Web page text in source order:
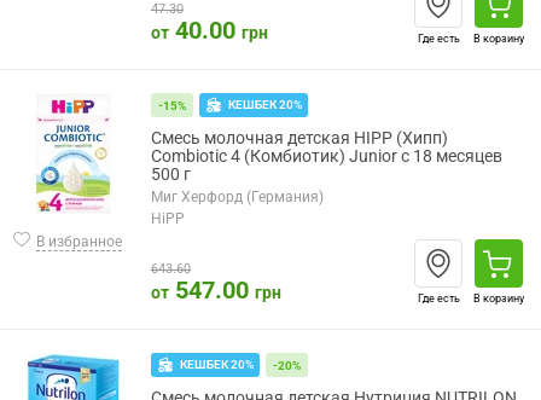
47.30
от 40.00 грн Где есть В корзину
В избранное
-15% КЕШБЕК 20%
Смесь молочная детская HIPP (Хипп)
Combiotic 4 (Комбиотик) Junior с 18 месяцев
500 г
Миг Херфорд (Германия)
HiPP
643.60
от 547.00 грн Где есть В корзину
КЕШБЕК 20% -20%